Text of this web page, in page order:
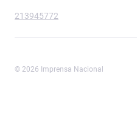
213945772
© 2026 Imprensa Nacional